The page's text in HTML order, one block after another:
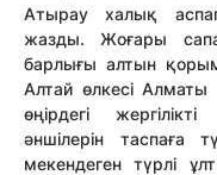
Атырау халық
жазды. Жоғары
барлығы алтын
Алтай өлкесі Алматы
өңірдегі
әншілерін таспаға
мекендеген түрлі